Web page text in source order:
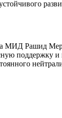
МИД Рашид
поддержку